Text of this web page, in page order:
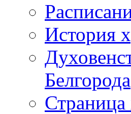
История
Белгорода
Страница